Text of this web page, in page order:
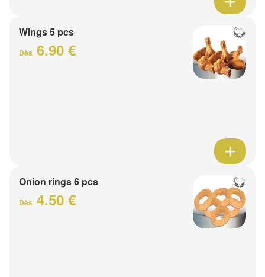
Wings 5 pcs
Dès 6.90 €
Onion rings 6 pcs
Dès 4.50 €